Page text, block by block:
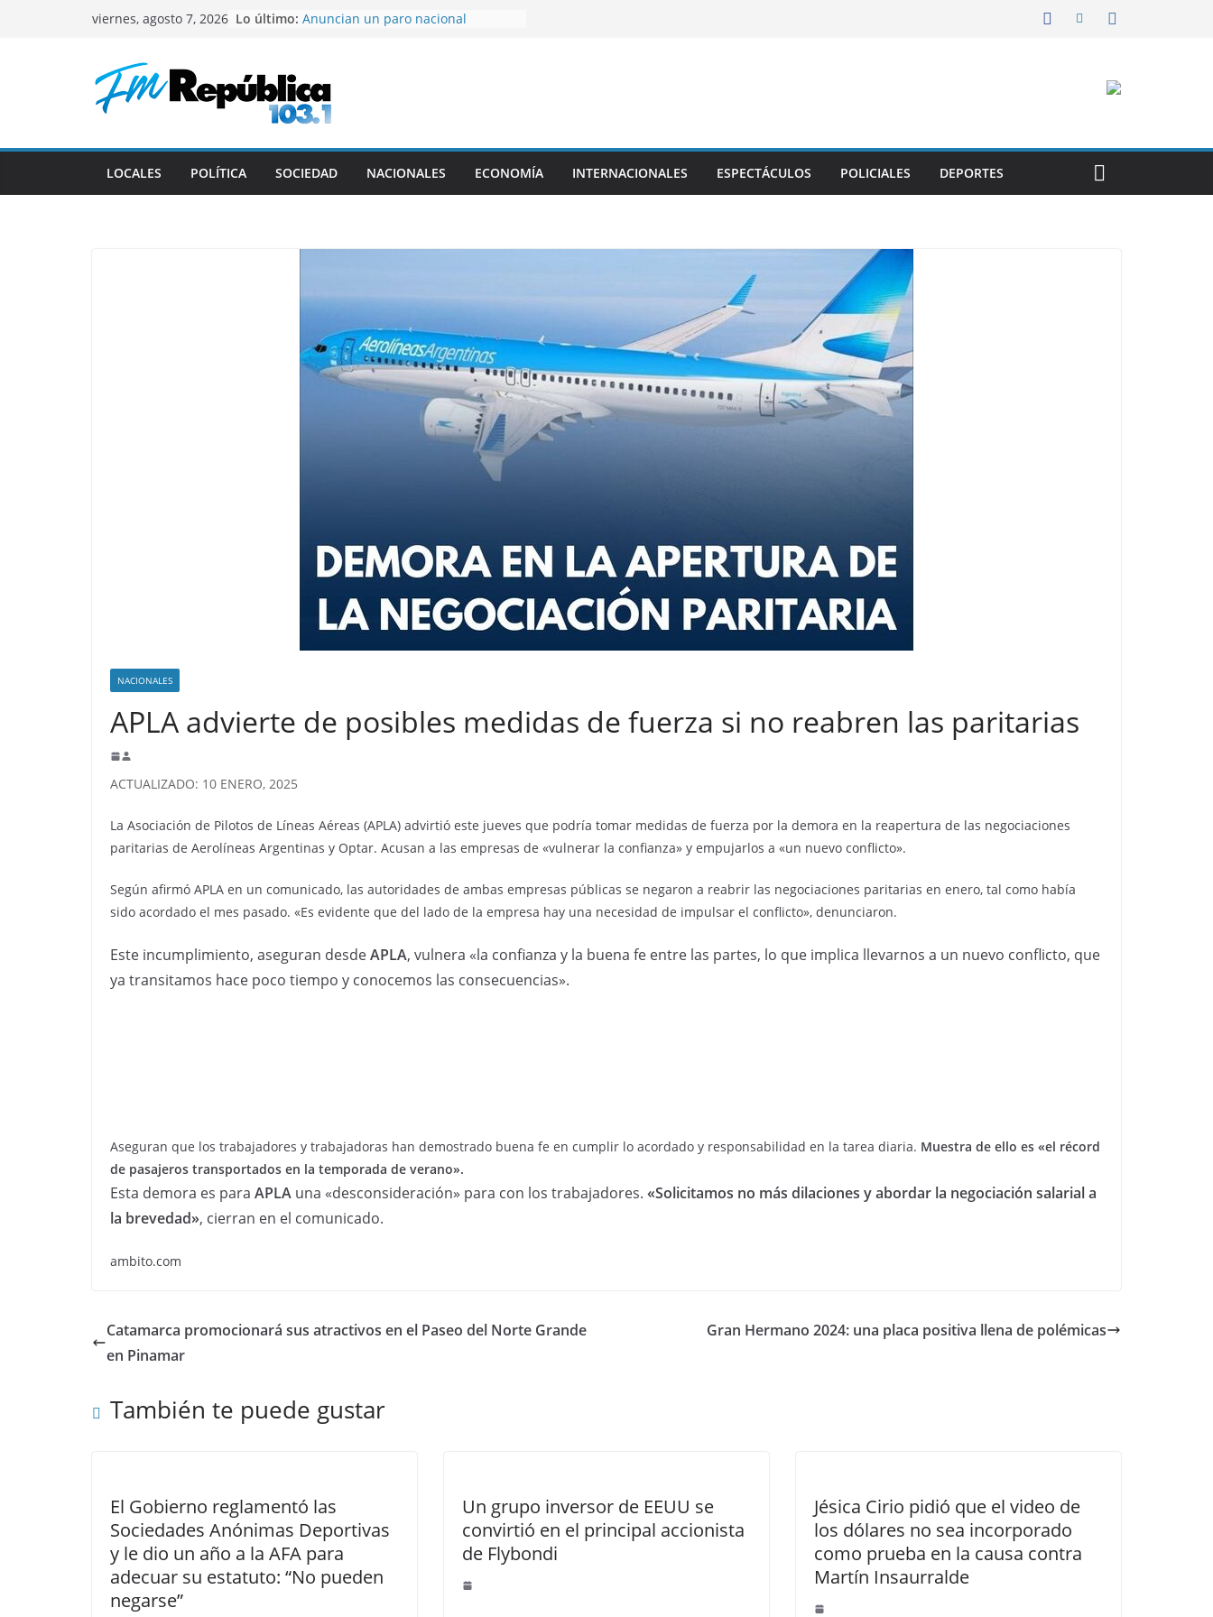
viernes, agosto 7, 2026 Lo último: Anuncian un paro nacional
El mal momento que vivió Franco
Colapinto en Italia
El Senado aprobó en general la ley
de la propiedad privada, pero tuvo
Milei en Colombia, con agenda
centrada en reuniones bilaterales
LOCALES POLÍTICA SOCIEDAD NACIONALES ECONOMÍA INTERNACIONALES ESPECTÁCULOS POLICIALES DEPORTES
NACIONALES
APLA advierte de posibles medidas de fuerza si no reabren las paritarias
ACTUALIZADO: 10 ENERO, 2025
La Asociación de Pilotos de Líneas Aéreas (APLA) advirtió este jueves que podría tomar medidas de fuerza por la demora en la reapertura de las negociaciones
paritarias de Aerolíneas Argentinas y Optar. Acusan a las empresas de «vulnerar la confianza» y empujarlos a «un nuevo conflicto».
Según afirmó APLA en un comunicado, las autoridades de ambas empresas públicas se negaron a reabrir las negociaciones paritarias en enero, tal como había
sido acordado el mes pasado. «Es evidente que del lado de la empresa hay una necesidad de impulsar el conflicto», denunciaron.
Este incumplimiento, aseguran desdeAPLA, vulnera «la confianza y la buena fe entre las partes, lo que implica llevarnos a un nuevo conflicto, que
ya transitamos hace poco tiempo y conocemos las consecuencias».
Aseguran que los trabajadores y trabajadoras han demostrado buena fe en cumplir lo acordado y responsabilidad en la tarea diaria. Muestra de ello es «el récord
de pasajeros transportados en la temporada de verano».
Esta demora es para APLA una «desconsideración» para con los trabajadores. «Solicitamos no más dilaciones y abordar la negociación salarial a
la brevedad», cierran en el comunicado.
ambito.com
Catamarca promocionará sus atractivos en el Paseo del Norte Grande
en Pinamar
Gran Hermano 2024: una placa positiva llena de polémicas
También te puede gustar
El Gobierno reglamentó las
Sociedades Anónimas Deportivas
y le dio un año a la AFA para
adecuar su estatuto: “No pueden
negarse”
Un grupo inversor de EEUU se
convirtió en el principal accionista
de Flybondi
Jésica Cirio pidió que el video de
los dólares no sea incorporado
como prueba en la causa contra
Martín Insaurralde